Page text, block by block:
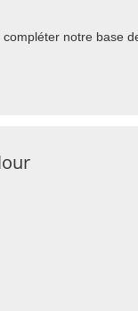
notre base